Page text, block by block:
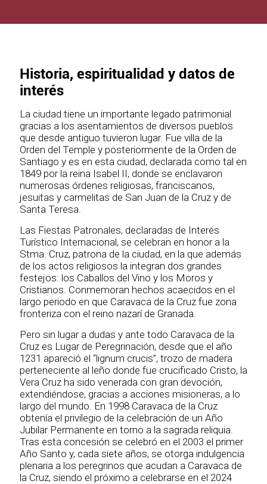
Historia, espiritualidad y datos de
interés
La ciudad tiene un importante legado patrimonial
gracias a los asentamientos de diversos pueblos
que desde antiguo tuvieron lugar. Fue villa de la
Orden del Temple y posteriormente de la Orden de
Santiago y es en esta ciudad, declarada como tal en
1849 por la reina Isabel II, donde se enclavaron
numerosas órdenes religiosas, franciscanos,
jesuitas y carmelitas de San Juan de la Cruz y de
Santa Teresa.
Las Fiestas Patronales, declaradas de Interés
Turístico Internacional, se celebran en honor a la
Stma. Cruz, patrona de la ciudad, en la que además
de los actos religiosos la integran dos grandes
festejos: los Caballos del Vino y los Moros y
Cristianos. Conmemoran hechos acaecidos en el
largo periodo en que Caravaca de la Cruz fue zona
fronteriza con el reino nazarí de Granada.
Pero sin lugar a dudas y ante todo Caravaca de la
Cruz es Lugar de Peregrinación, desde que el año
1231 apareció el “lignum crucis”, trozo de madera
perteneciente al leño donde fue crucificado Cristo, la
Vera Cruz ha sido venerada con gran devoción,
extendiéndose, gracias a acciones misioneras, a lo
largo del mundo. En 1998 Caravaca de la Cruz
obtenía el privilegio de la celebración de un Año
Jubilar Permanente en torno a la sagrada reliquia.
Tras esta concesión se celebró en el 2003 el primer
Año Santo y, cada siete años, se otorga indulgencia
plenaria a los peregrinos que acudan a Caravaca de
la Cruz, siendo el próximo a celebrarse en el 2024